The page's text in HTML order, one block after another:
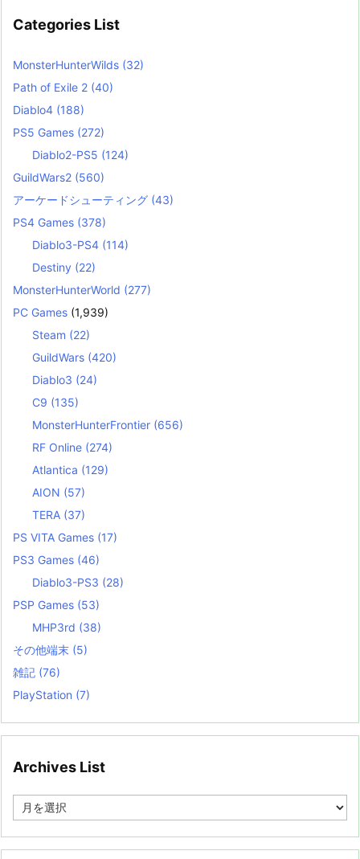
Categories List
MonsterHunterWilds (32)
Path of Exile 2 (40)
Diablo4 (188)
PS5 Games (272)
Diablo2-PS5 (124)
GuildWars2 (560)
アーケードシューティング (43)
PS4 Games (378)
Diablo3-PS4 (114)
Destiny (22)
MonsterHunterWorld (277)
PC Games (1,939)
Steam (22)
GuildWars (420)
Diablo3 (24)
C9 (135)
MonsterHunterFrontier (656)
RF Online (274)
Atlantica (129)
AION (57)
TERA (37)
PS VITA Games (17)
PS3 Games (46)
Diablo3-PS3 (28)
PSP Games (53)
MHP3rd (38)
その他端末 (5)
雑記 (76)
PlayStation (7)
Archives List